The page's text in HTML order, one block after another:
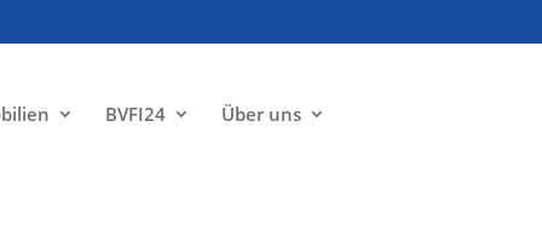
BVFI24 Über uns